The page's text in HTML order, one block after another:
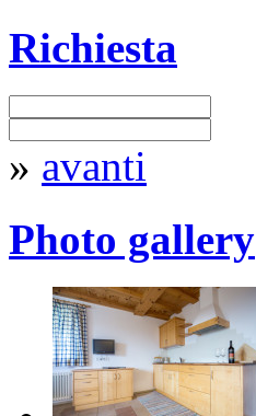
Richiesta
» avanti
Photo gallery